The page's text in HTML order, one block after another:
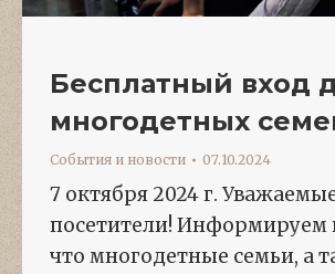
Бесплатный вход
многодетных
События и новости 07.10.2024
7 октября 2024 г.
посетители! Информируем
что многодетные семьи, а